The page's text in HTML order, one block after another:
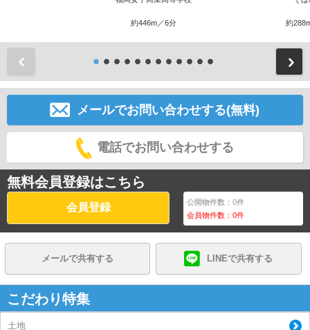
約446m／6分 約
メールでお問い合わせする(無料)
電話でお問い合わせする
無料会員登録はこちら
会員登録 公開物件数：0件
会員物件数：0件
メールで共有する LINEで共有する
こだわり特集
土地